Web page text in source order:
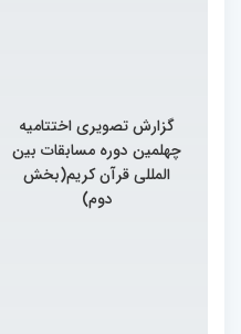
گزارش تصویری اختتامیه
چهلمین دوره مسابقات بین
المللی قرآن کریم(بخش
دوم)